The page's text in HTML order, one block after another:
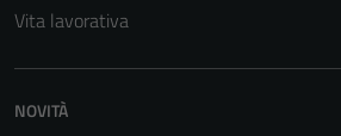
Vita lavorativa
NOVITÀ